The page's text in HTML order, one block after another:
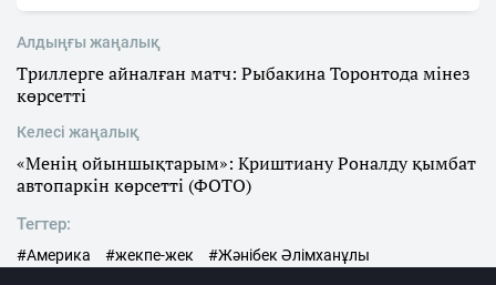
Алдыңғы жаңалық
Триллерге айналған матч: Рыбакина Торонтода мінез
көрсетті
Келесі жаңалық
«Менің ойыншықтарым»: Криштиану Роналду қымбат
автопаркін көрсетті (ФОТО)
Тегтер:
#Америка #жекпе-жек #Жәнібек Әлімханұлы